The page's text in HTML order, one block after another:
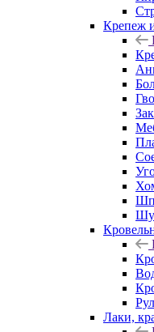
Крепеж
Лаки,